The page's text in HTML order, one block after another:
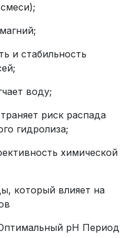
и стабильность
воду;
риск распада
гидролиза;
химической
который влияет на
рН Период